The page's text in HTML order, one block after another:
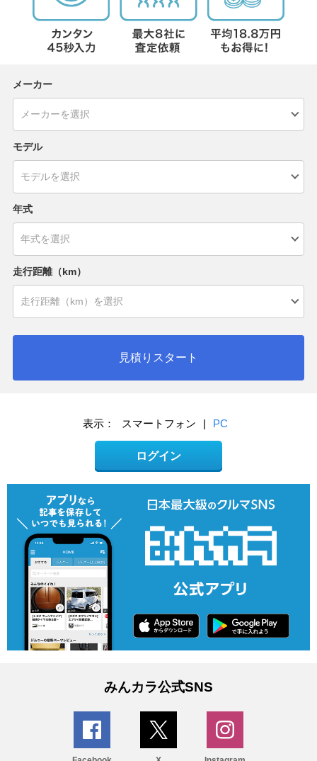
メーカー
モデル
年式
走行距離（km）
見積りスタート
表示： スマートフォン PC
ログイン
みんカラ公式SNS